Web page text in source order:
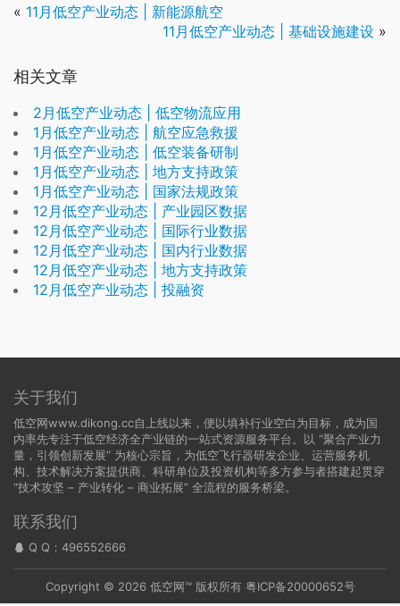
« 11月低空产业动态 | 新能源航空
11月低空产业动态 | 基础设施建设 »
相关文章
2月低空产业动态 | 低空物流应用
1月低空产业动态 | 航空应急救援
1月低空产业动态 | 低空装备研制
1月低空产业动态 | 地方支持政策
1月低空产业动态 | 国家法规政策
12月低空产业动态 | 产业园区数据
12月低空产业动态 | 国际行业数据
12月低空产业动态 | 国内行业数据
12月低空产业动态 | 地方支持政策
12月低空产业动态 | 投融资
关于我们
低空网www.dikong.cc自上线以来，便以填补行业空白为目标，成为国
内率先专注于低空经济全产业链的一站式资源服务平台。以 “聚合产业力
量，引领创新发展” 为核心宗旨，为低空飞行器研发企业、运营服务机
构、技术解决方案提供商、科研单位及投资机构等多方参与者搭建起贯穿
“技术攻坚 – 产业转化 – 商业拓展” 全流程的服务桥梁。
联系我们
Q Q： 496552666
Copyright © 2026 低空网™ 版权所有 粤ICP备20000652号